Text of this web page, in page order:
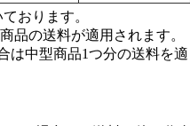
おります。
品の送料が適用されます。
は中型商品1つ分の送料を適